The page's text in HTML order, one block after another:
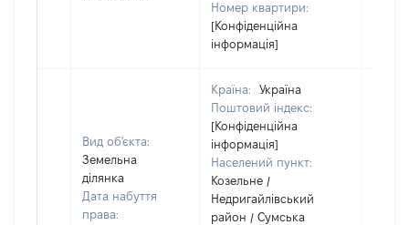
Номер квартири:
[Конфіденційна
інформація]
Вид об'єкта:
Земельна
ділянка
Дата набуття
права:
Країна:
Україна
Поштовий індекс:
[Конфіденційна
інформація]
Населений пункт:
Козельне /
Недригайлівський
район / Сумська